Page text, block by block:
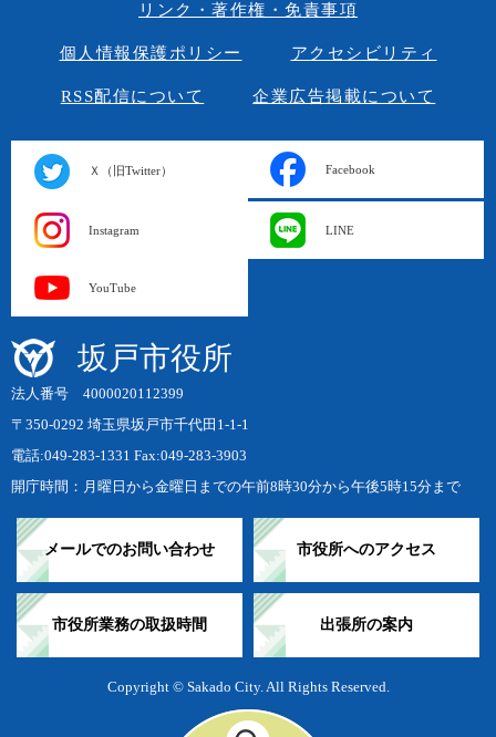
リンク・著作権・免責事項
個人情報保護ポリシー アクセシビリティ
RSS配信について 企業広告掲載について
Ｘ（旧Twitter） Facebook
Instagram LINE
YouTube
坂戸市役所
法人番号 4000020112399
〒350-0292 埼玉県坂戸市千代田1-1-1
電話:049-283-1331 Fax:049-283-3903
開庁時間：月曜日から金曜日までの午前8時30分から午後5時15分まで
メールでのお問い合わせ 市役所へのアクセス
市役所業務の取扱時間 出張所の案内
Copyright © Sakado City. All Rights Reserved.